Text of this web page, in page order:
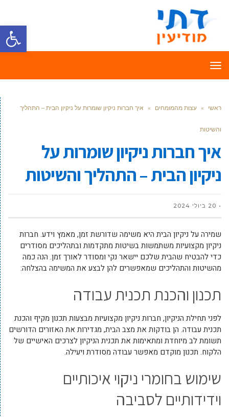
פתח
תפריט
ראשי » עצות מהמומחים » איך חברות ניקיון שומרות על ניקיון הבית – התהליך
והשיטות
איך חברות ניקיון שומרות על
ניקיון הבית – התהליך והשיטות
20 ביולי 2024
שמירה על ניקיון הבית היא משימה שדורשת זמן, מאמץ וידע. חברות
ניקיון מקצועיות משתמשות בשיטות מתקדמות ובתהליכים מסודרים
כדי להבטיח שהבית שלכם יישאר נקי ומסודר לאורך זמן. הנה כמה
מהשיטות והתהליכים שמאפשרים להן לבצע את המשימה בהצלחה:
תכנון והכנת תכנית עבודה
לפני תחילת הניקיון, חברות ניקיון מקצועיות מבצעות תכנון מקיף והכנת
תכנית עבודה. הן בודקות את מצב הבית, מגדירות את האזורים הדורשים
תשומת לב מיוחדת ומתאימות את תכנית הניקיון לצרכים האישיים של
הלקוח. תכנון מוקדם מאפשר עבודה מסודרת ויעילה.
שימוש בחומרי ניקוי איכותיים
וידידותיים לסביבה